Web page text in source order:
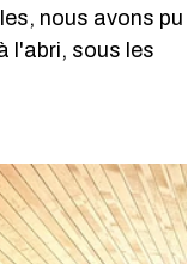
nous avons pu
l'abri, sous les